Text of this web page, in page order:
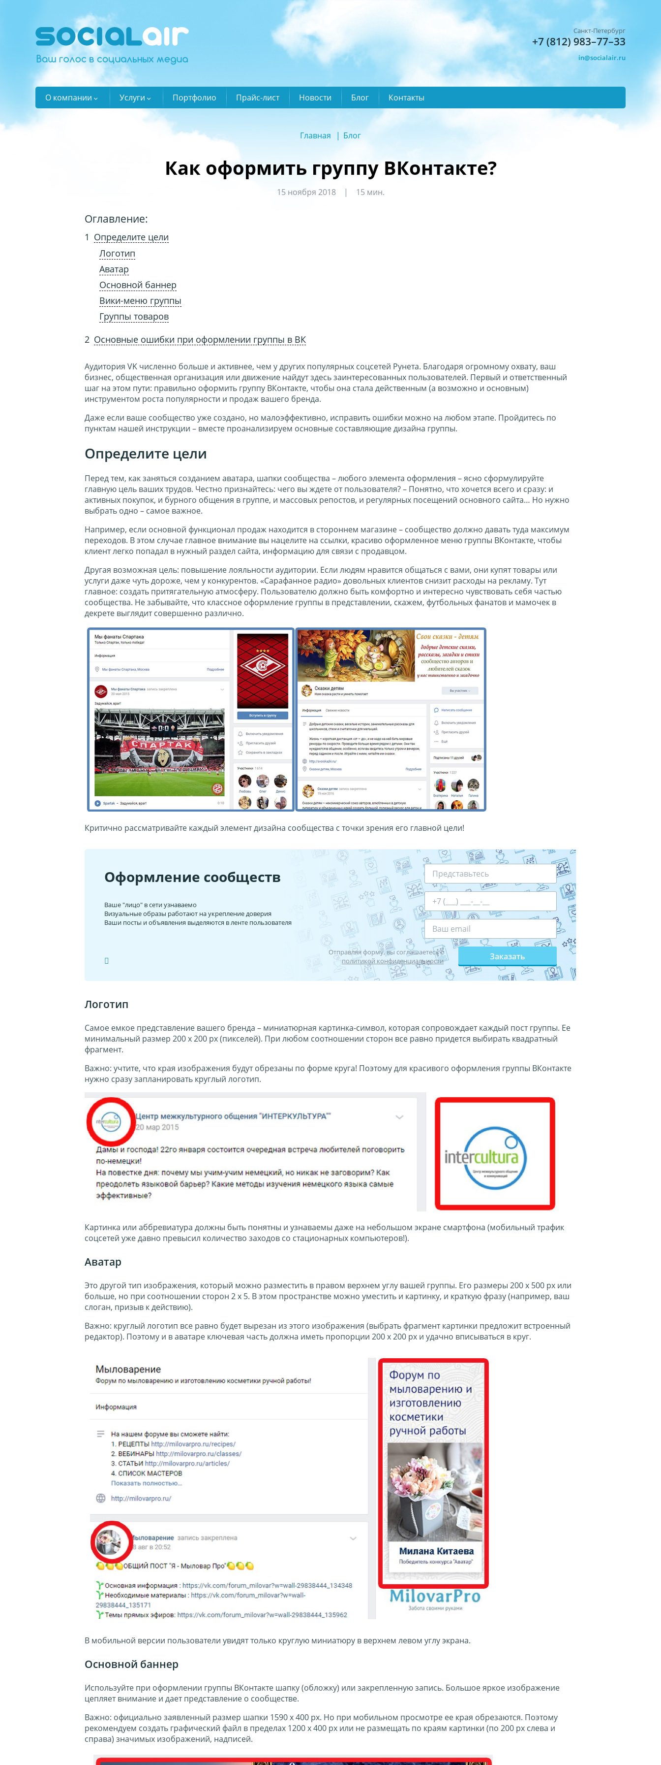
Санкт-Петербург
+7 (812) 983–77–33
in@socialair.ru
О компании Услуги Портфолио Прайс-лист Новости Блог Контакты
Главная Блог
Как оформить группу ВКонтакте?
15 ноября 2018 15 мин.
Оглавление:
Определите цели
Логотип
Аватар
Основной баннер
Вики-меню группы
Группы товаров
Основные ошибки при оформлении группы в ВК
Аудитория VK численно больше и активнее, чем у других популярных соцсетей Рунета. Благодаря огромному охвату, ваш
бизнес, общественная организация или движение найдут здесь заинтересованных пользователей. Первый и ответственный
шаг на этом пути: правильно оформить группу ВКонтакте, чтобы она стала действенным (а возможно и основным)
инструментом роста популярности и продаж вашего бренда.
Даже если ваше сообщество уже создано, но малоэффективно, исправить ошибки можно на любом этапе. Пройдитесь по
пунктам нашей инструкции – вместе проанализируем основные составляющие дизайна группы.
Определите цели
Перед тем, как заняться созданием аватара, шапки сообщества – любого элемента оформления – ясно сформулируйте
главную цель ваших трудов. Честно признайтесь: чего вы ждете от пользователя? – Понятно, что хочется всего и сразу: и
активных покупок, и бурного общения в группе, и массовых репостов, и регулярных посещений основного сайта… Но нужно
выбрать одно – самое важное.
Например, если основной функционал продаж находится в стороннем магазине – сообщество должно давать туда максимум
переходов. В этом случае главное внимание вы нацелите на ссылки, красиво оформленное меню группы ВКонтакте, чтобы
клиент легко попадал в нужный раздел сайта, информацию для связи с продавцом.
Другая возможная цель: повышение лояльности аудитории. Если людям нравится общаться с вами, они купят товары или
услуги даже чуть дороже, чем у конкурентов. «Сарафанное радио» довольных клиентов снизит расходы на рекламу. Тут
главное: создать притягательную атмосферу. Пользователю должно быть комфортно и интересно чувствовать себя частью
сообщества. Не забывайте, что классное оформление группы в представлении, скажем, футбольных фанатов и мамочек в
декрете выглядит совершенно различно.
Критично рассматривайте каждый элемент дизайна сообщества с точки зрения его главной цели!
Оформление сообществ
Ваше "лицо" в сети узнаваемо
Визуальные образы работают на укрепление доверия
Ваши посты и объявления выделяются в ленте пользователя
Отправляя форму, вы соглашаетесь с
политикой конфиденциальности
Заказать
Логотип
Самое емкое представление вашего бренда – миниатюрная картинка-символ, которая сопровождает каждый пост группы. Ее
минимальный размер 200 х 200 px (пикселей). При любом соотношении сторон все равно придется выбирать квадратный
фрагмент.
Важно: учтите, что края изображения будут обрезаны по форме круга! Поэтому для красивого оформления группы ВКонтакте
нужно сразу запланировать круглый логотип.
Картинка или аббревиатура должны быть понятны и узнаваемы даже на небольшом экране смартфона (мобильный трафик
соцсетей уже давно превысил количество заходов со стационарных компьютеров!).
Аватар
Это другой тип изображения, который можно разместить в правом верхнем углу вашей группы. Его размеры 200 х 500 px или
больше, но при соотношении сторон 2 х 5. В этом пространстве можно уместить и картинку, и краткую фразу (например, ваш
слоган, призыв к действию).
Важно: круглый логотип все равно будет вырезан из этого изображения (выбрать фрагмент картинки предложит встроенный
редактор). Поэтому и в аватаре ключевая часть должна иметь пропорции 200 х 200 px и удачно вписываться в круг.
В мобильной версии пользователи увидят только круглую миниатюру в верхнем левом углу экрана.
Основной баннер
Используйте при оформлении группы ВКонтакте шапку (обложку) или закрепленную запись. Большое яркое изображение
цепляет внимание и дает представление о сообществе.
Важно: официально заявленный размер шапки 1590 х 400 px. Но при мобильном просмотре ее края обрезаются. Поэтому
рекомендуем создать графический файл в пределах 1200 х 400 px или не размещать по краям картинки (по 200 px слева и
справа) значимых изображений, надписей.